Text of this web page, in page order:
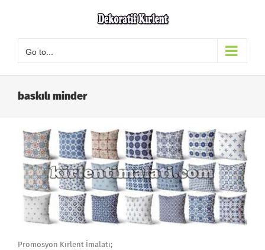
Go to...
baskılı minder
Promosyon Kırlent İmalatı;